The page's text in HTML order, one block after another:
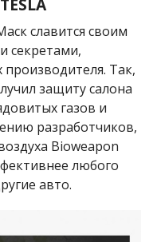
славится своим
секретами,
Так,
защиту салона
газов и
разработчиков,
Bioweapon
любого
авто.